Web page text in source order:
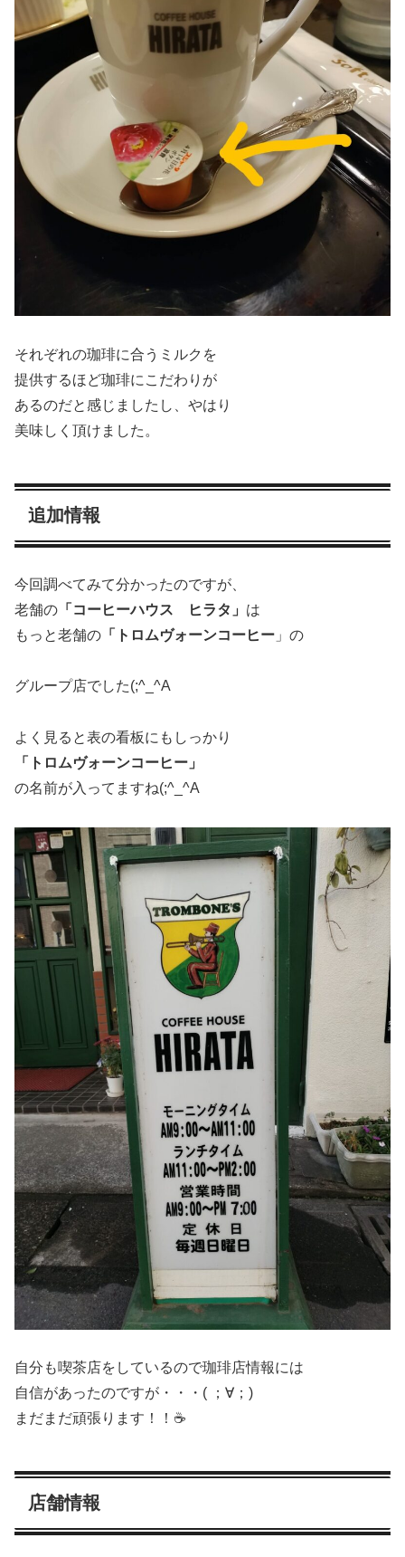
それぞれの珈琲に合うミルクを
提供するほど珈琲にこだわりが
あるのだと感じましたし、やはり
美味しく頂けました。
追加情報
今回調べてみて分かったのですが、
老舗の 「コーヒーハウス ヒラタ」 は
もっと老舗の 「トロムヴォーンコーヒー 」の
グループ店でした(;^_^A
よく見ると表の看板にもしっかり
「トロムヴォーンコーヒー」
の名前が入ってますね(;^_^A
自分も喫茶店をしているので珈琲店情報には
自信があったのですが・・・( ；∀；)
まだまだ頑張ります！！☕
店舗情報